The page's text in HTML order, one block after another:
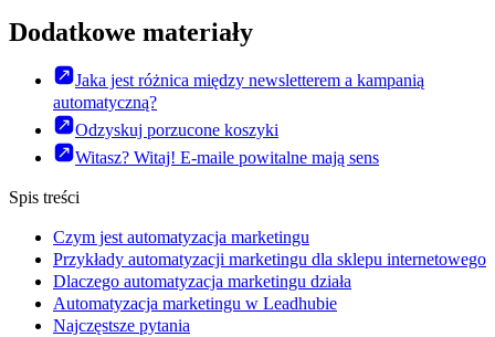
Dodatkowe materiały
Jaka jest różnica między newsletterem a kampanią
automatyczną?
Odzyskuj porzucone koszyki
Witasz? Witaj! E-maile powitalne mają sens
Spis treści
Czym jest automatyzacja marketingu
Przykłady automatyzacji marketingu dla sklepu internetowego
Dlaczego automatyzacja marketingu działa
Automatyzacja marketingu w Leadhubie
Najczęstsze pytania